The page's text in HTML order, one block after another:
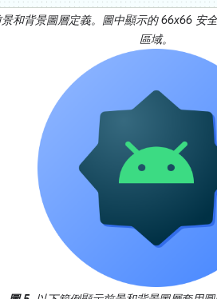
和背景圖層定義。圖中顯示的 66x66 安
區域。